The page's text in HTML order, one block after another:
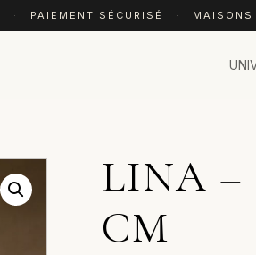
· PAIEMENT SÉCURISÉ · MAISONS
LINA –
CM